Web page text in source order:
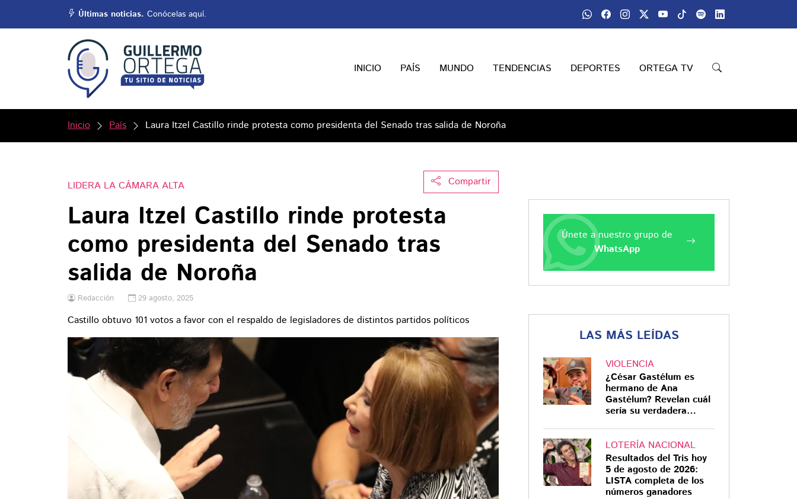
Últimas noticias. Conócelas aquí.
INICIO PAÍS MUNDO TENDENCIAS DEPORTES ORTEGA TV
Inicio País Laura Itzel Castillo rinde protesta como presidenta del Senado tras salida de Noroña
Compartir
LIDERA LA CÁMARA ALTA
Laura Itzel Castillo rinde protesta
como presidenta del Senado tras
salida de Noroña
Redacción 29 agosto, 2025
Castillo obtuvo 101 votos a favor con el respaldo de legisladores de distintos partidos políticos
Únete a nuestro grupo de
WhatsApp
LAS MÁS LEÍDAS
VIOLENCIA
¿César Gastélum es
hermano de Ana
Gastélum? Revelan cuál
sería su verdadera
LOTERÍA NACIONAL
Resultados del Tris hoy
5 de agosto de 2026:
LISTA completa de los
números ganadores